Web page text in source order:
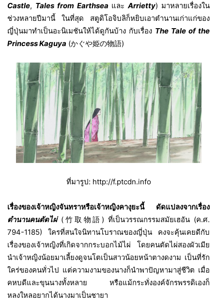
Castle, Tales from Earthsea และArrietty) มาหลายเรื่องใน
ช่วงหลายปีมานี้ ในที่สุด
สตูดิโอจิบลิก็หยิบเอาตำนานเก่าแก่ของ
ญี่ปุ่นมาทำเป็นอะนิเมชันให้ได้ดูกันบ้าง กับเรื่อง The Tale of the
Princess Kaguya (かぐや姫の物語)
ที่มารูป: http://f.ptcdn.info
เรื่องของเจ้าหญิงจันทราหรือเจ้าหญิงคางุยะนี้ ดัดแปลงจากเรื่อง
ตำนานคนตัดไผ่(竹取物語)ที่เป็นวรรณกรรมสมัยเฮอัน (ค.ศ.
794-1185) ใครที่สนใจนิทานโบราณของญี่ปุ่น คงจะคุ้นเคยดีกับ
เรื่องของเจ้าหญิงที่เกิดจากกระบอกไม้ไผ่ โดยคนตัดไผ่สองผัวเมีย
นำเจ้าหญิงน้อยมาเลี้ยงดูจนโตเป็นสาวน้อยหน้าตางดงาม เป็นที่รัก
ใคร่ของคนทั่วไป แต่ความงามของนางก็นำพาปัญหามาสู่ชีวิต เมื่อ
คหบดีและขุนนางทั้งหลาย หรือแม้กระทั่งองค์จักรพรรดิเองก็
หลงใหลอยากได้นางมาเป็นชายา